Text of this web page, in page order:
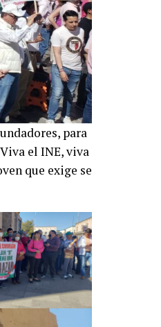
para
el INE, viva
que exige se